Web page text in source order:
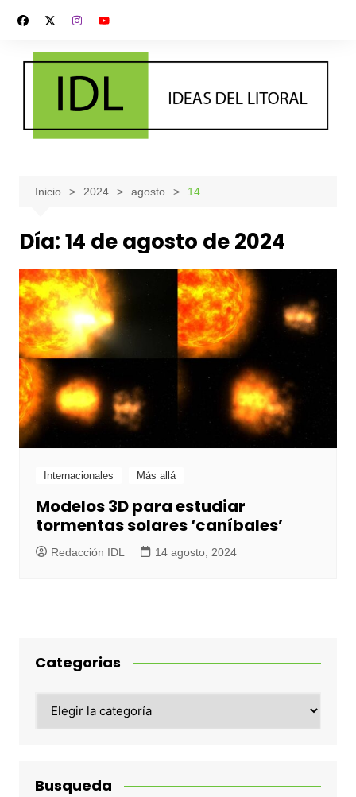
contenido
Inicio 2024 agosto 14
Día:14 de agosto de 2024
Internacionales Más allá
Modelos 3D para estudiar
tormentas solares ‘caníbales’
Redacción IDL 14 agosto, 2024
Categorias
Busqueda